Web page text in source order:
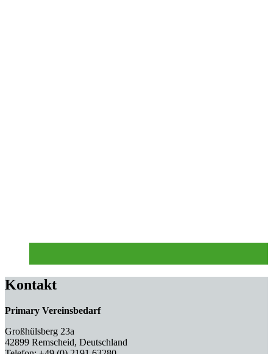
Kontakt
Primary Vereinsbedarf
Großhülsberg 23a
42899 Remscheid, Deutschland